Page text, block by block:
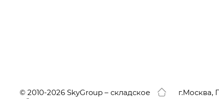
© 2010-2026 SkyGroup – складское
г.Москва,